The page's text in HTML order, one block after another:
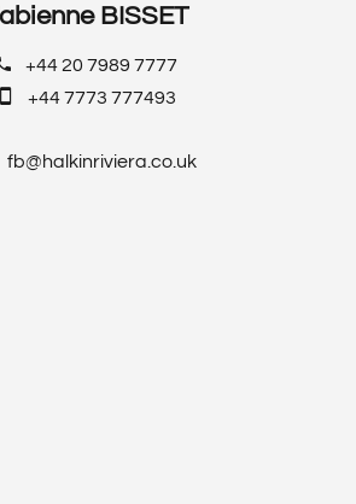
BISSET
+44 20 7989 7777
+44 7773 777493
fb@halkinriviera.co.uk